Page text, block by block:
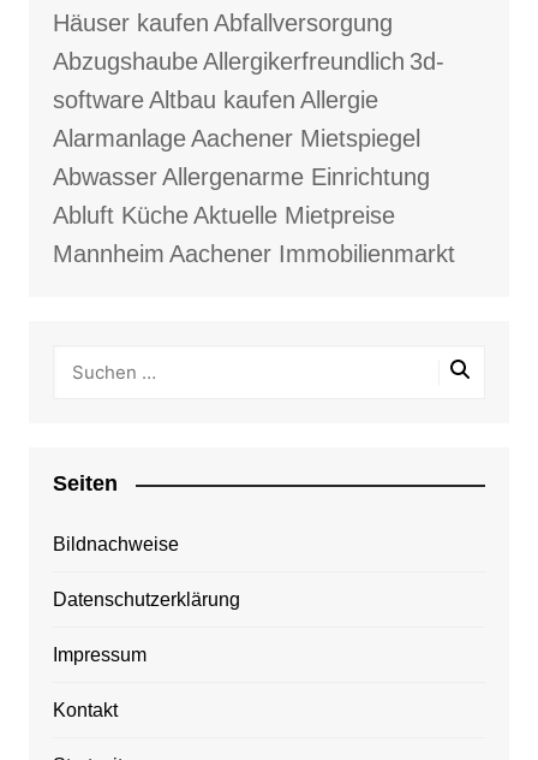
Häuser kaufen Abfallversorgung
AbzugshaubeAllergikerfreundlich 3d-
softwareAltbau kaufen Allergie
AlarmanlageAachener Mietspiegel
AbwasserAllergenarme Einrichtung
Abluft KücheAktuelle Mietpreise
Mannheim Aachener Immobilienmarkt
Seiten
Bildnachweise
Datenschutzerklärung
Impressum
Kontakt